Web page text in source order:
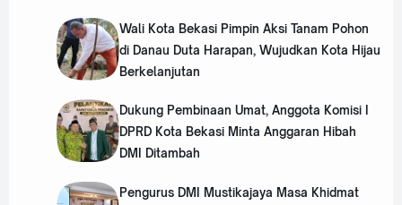
Wali Kota Bekasi Pimpin Aksi Tanam Pohon
di Danau Duta Harapan, Wujudkan Kota Hijau
Berkelanjutan
Dukung Pembinaan Umat, Anggota Komisi I
DPRD Kota Bekasi Minta Anggaran Hibah
DMI Ditambah
Pengurus DMI Mustikajaya Masa Khidmat